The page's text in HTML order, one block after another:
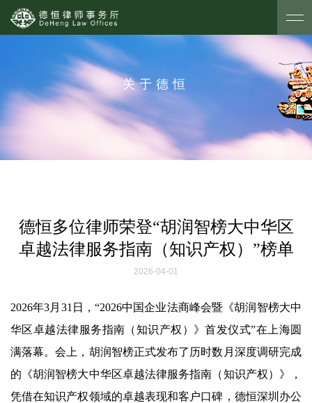
关于德恒
德恒多位律师荣登“胡润智榜大中华区
卓越法律服务指南（知识产权）”榜单
2026-04-01
2026年3月31日，“2026中国企业法商峰会暨《胡润智榜大中
华区卓越法律服务指南（知识产权）》首发仪式”在上海圆
满落幕。会上，胡润智榜正式发布了历时数月深度调研完成
的《胡润智榜大中华区卓越法律服务指南（知识产权）》，
凭借在知识产权领域的卓越表现和客户口碑，德恒深圳办公